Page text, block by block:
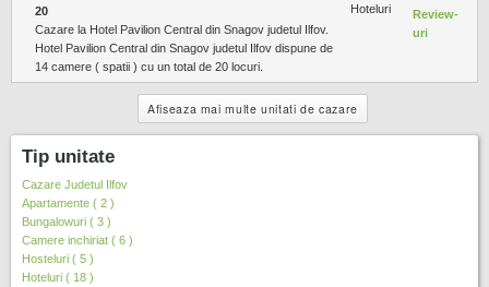
20
Cazare la Hotel Pavilion Central din Snagov judetul Ilfov.
Hotel Pavilion Central din Snagov judetul Ilfov dispune de
14 camere ( spatii ) cu un total de 20 locuri.
Hoteluri
Review-
uri
Afiseaza mai multe unitati de cazare
Tip unitate
Cazare Judetul Ilfov
Apartamente ( 2 )
Bungalowuri ( 3 )
Camere inchiriat ( 6 )
Hosteluri ( 5 )
Hoteluri ( 18 )